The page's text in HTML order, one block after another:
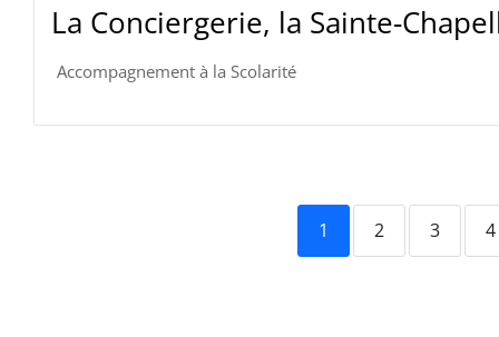
La Conciergerie, la Sainte-
Accompagnement à la Scolarité
1 2 3 4